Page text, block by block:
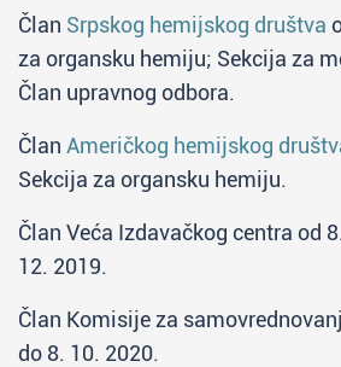
Član Srpskog hemijskog društva
za organsku hemiju; Sekcija za
Član upravnog odbora.
Član Američkog hemijskog
Sekcija za organsku hemiju.
Član Veća Izdavačkog centra od
12. 2019.
Član Komisije za
do 8. 10. 2020.